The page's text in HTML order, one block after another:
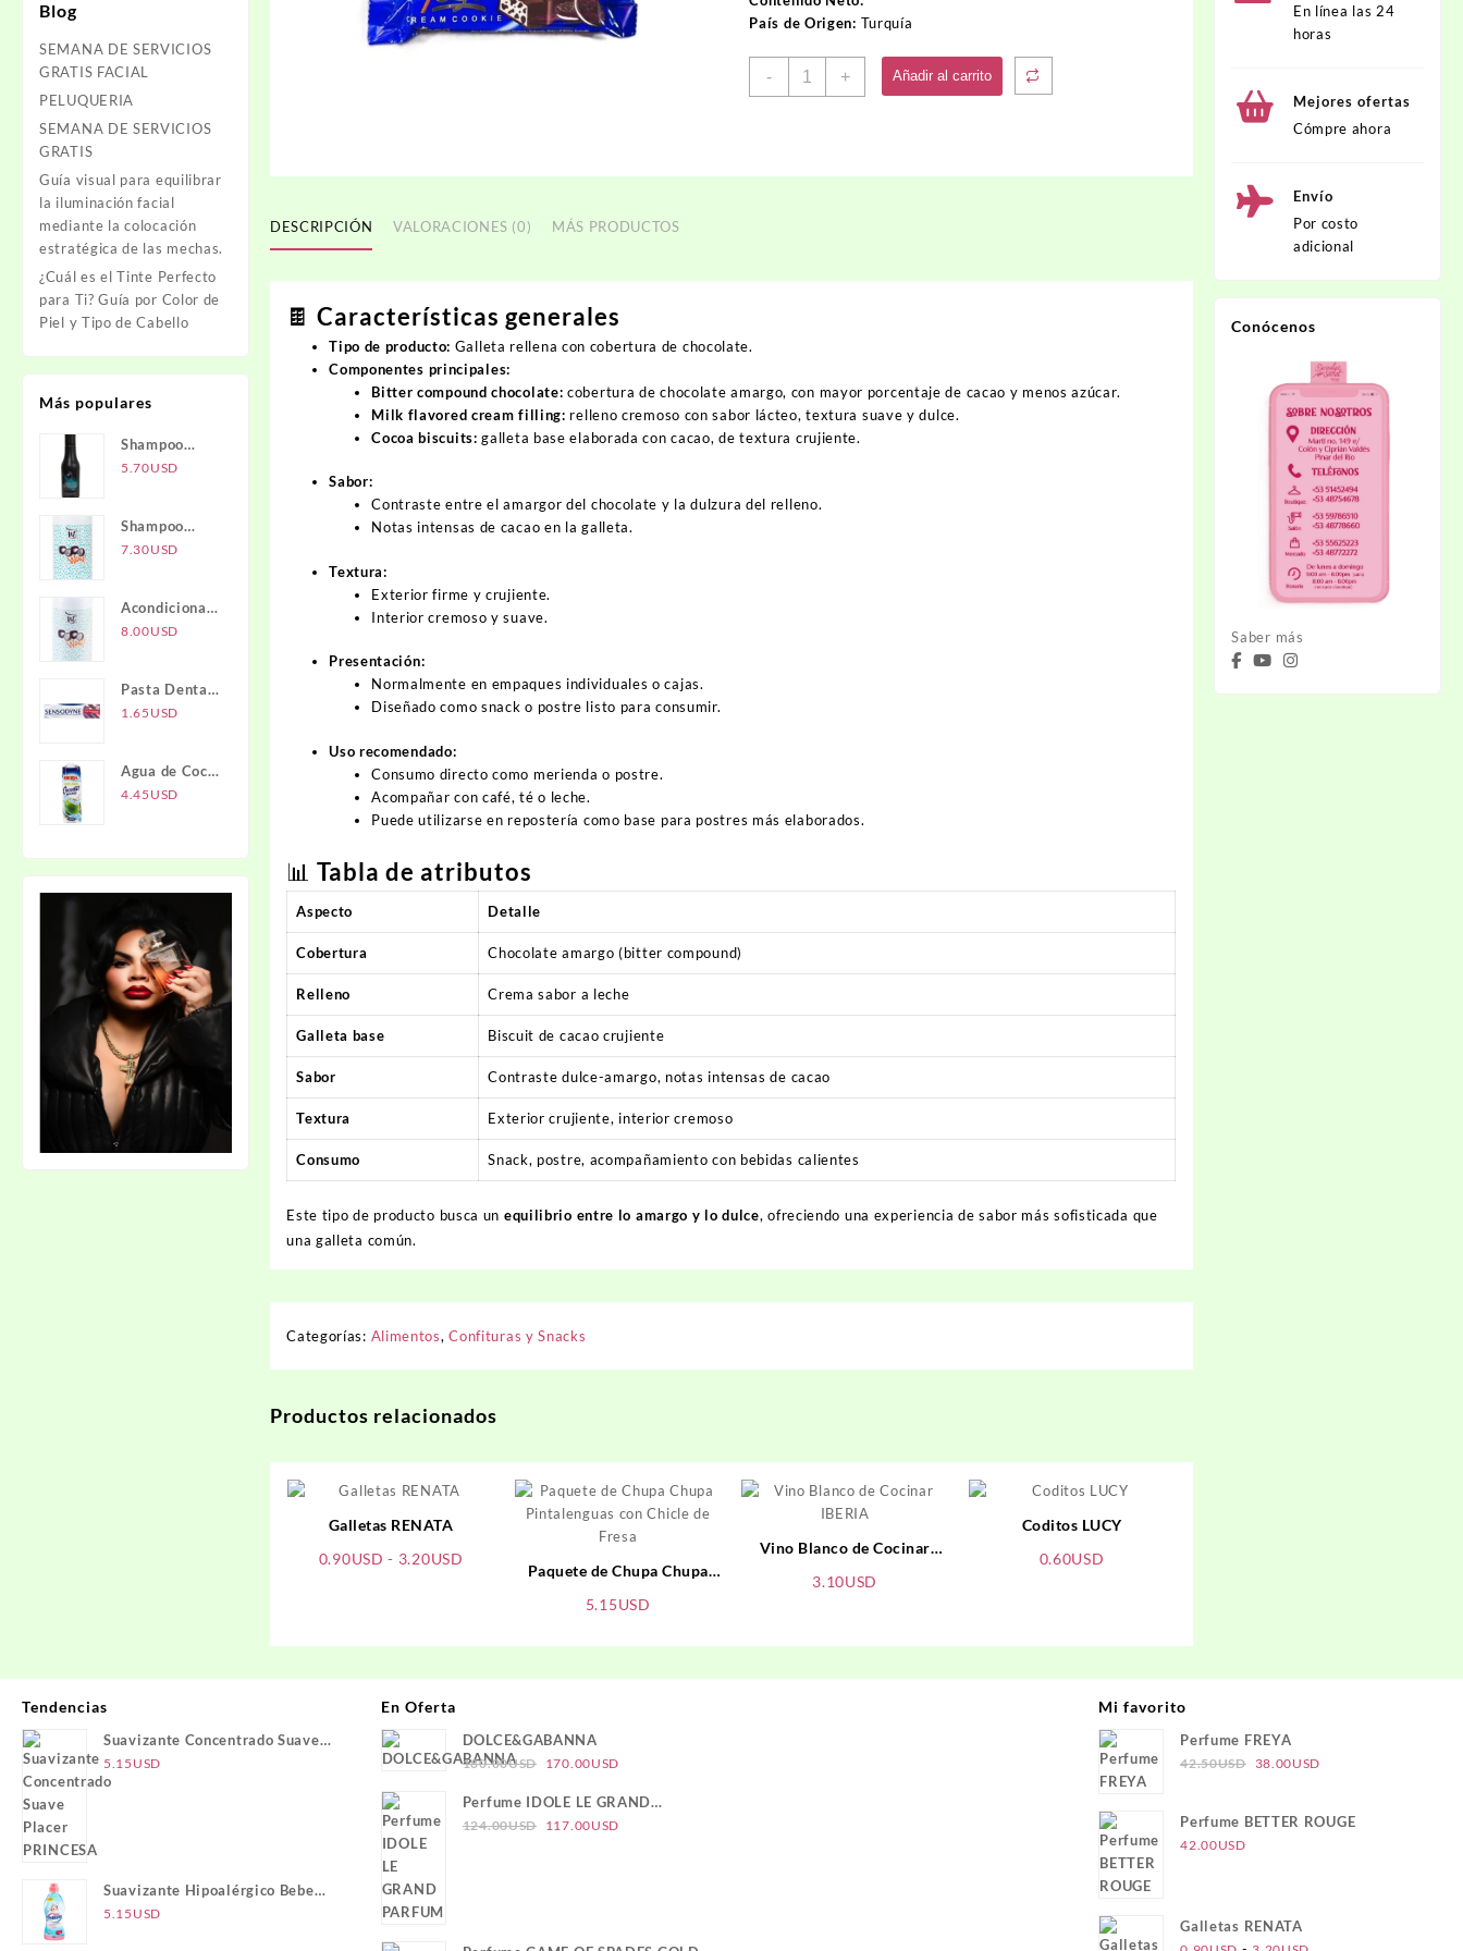
Blog
SEMANA DE SERVICIOS
GRATIS FACIAL
PELUQUERIA
SEMANA DE SERVICIOS
GRATIS
Guía visual para equilibrar
la iluminación facial
mediante la colocación
estratégica de las mechas.
¿Cuál es el Tinte Perfecto
para Ti? Guía por Color de
Piel y Tipo de Cabello
Más populares
Shampoo
Carbón
5.70USD
Shampoo
COCO WOW
7.30USD
Acondicionador
COCO WOW
8.00USD
Pasta Dental
Full
1.65 USD
Agua de Coco
IBERIA
4.45 USD
País de Origen: Turquía
-
Galletas
cantidad
+ Añadir al carrito
DESCRIPCIÓN VALORACIONES (0) MÁS PRODUCTOS
🍫 Características generales
Tipo de producto: Galleta rellena con cobertura de chocolate.
Componentes principales:
Bitter compound chocolate: cobertura de chocolate amargo, con mayor porcentaje de cacao y menos azúcar.
Milk flavored cream filling: relleno cremoso con sabor lácteo, textura suave y dulce.
Cocoa biscuits: galleta base elaborada con cacao, de textura crujiente.
Sabor:
Contraste entre el amargor del chocolate y la dulzura del relleno.
Notas intensas de cacao en la galleta.
Textura:
Exterior firme y crujiente.
Interior cremoso y suave.
Presentación:
Normalmente en empaques individuales o cajas.
Diseñado como snack o postre listo para consumir.
Uso recomendado:
Consumo directo como merienda o postre.
Acompañar con café, té o leche.
Puede utilizarse en repostería como base para postres más elaborados.
📊 Tabla de atributos
Aspecto Detalle
Cobertura Chocolate amargo (bitter compound)
Relleno Crema sabor a leche
Galleta base Biscuit de cacao crujiente
Sabor Contraste dulce-amargo, notas intensas de cacao
Textura Exterior crujiente, interior cremoso
Consumo Snack, postre, acompañamiento con bebidas calientes
Este tipo de producto busca un equilibrio entre lo amargo y lo dulce, ofreciendo una experiencia de sabor más sofisticada que
una galleta común.
Categorías: Alimentos,Confituras y Snacks
Productos relacionados
Galletas RENATA
0.90USD - 3.20USD
0.90USD
Paquete de Chupa Chupa
Fresa
5.15USD
Vino Blanco de Cocinar
3.10USD
Coditos LUCY
0.60USD
En línea las 24
horas
Mejores ofertas
Cómpre ahora
Envío
Por costo
adicional
Conócenos
Saber más
Tendencias
Suavizante Concentrado Suave
Placer PRINCESA
5.15 USD
Suavizante Hipoalérgico Bebe
PRINCESA
5.15 USD
En Oferta
DOLCE&GABANNA
180.00USD El
original
era:
170.00USD
actual
Perfume IDOLE LE GRAND
PARFUM
124.00USD El
117.00USD
Mi favorito
Perfume FREYA
42.50USD
El
era:
38.00USD
es:
Perfume BETTER ROUGE
42.00USD
Galletas RENATA